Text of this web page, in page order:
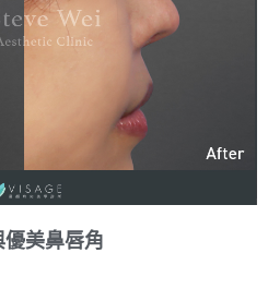
優美鼻唇角